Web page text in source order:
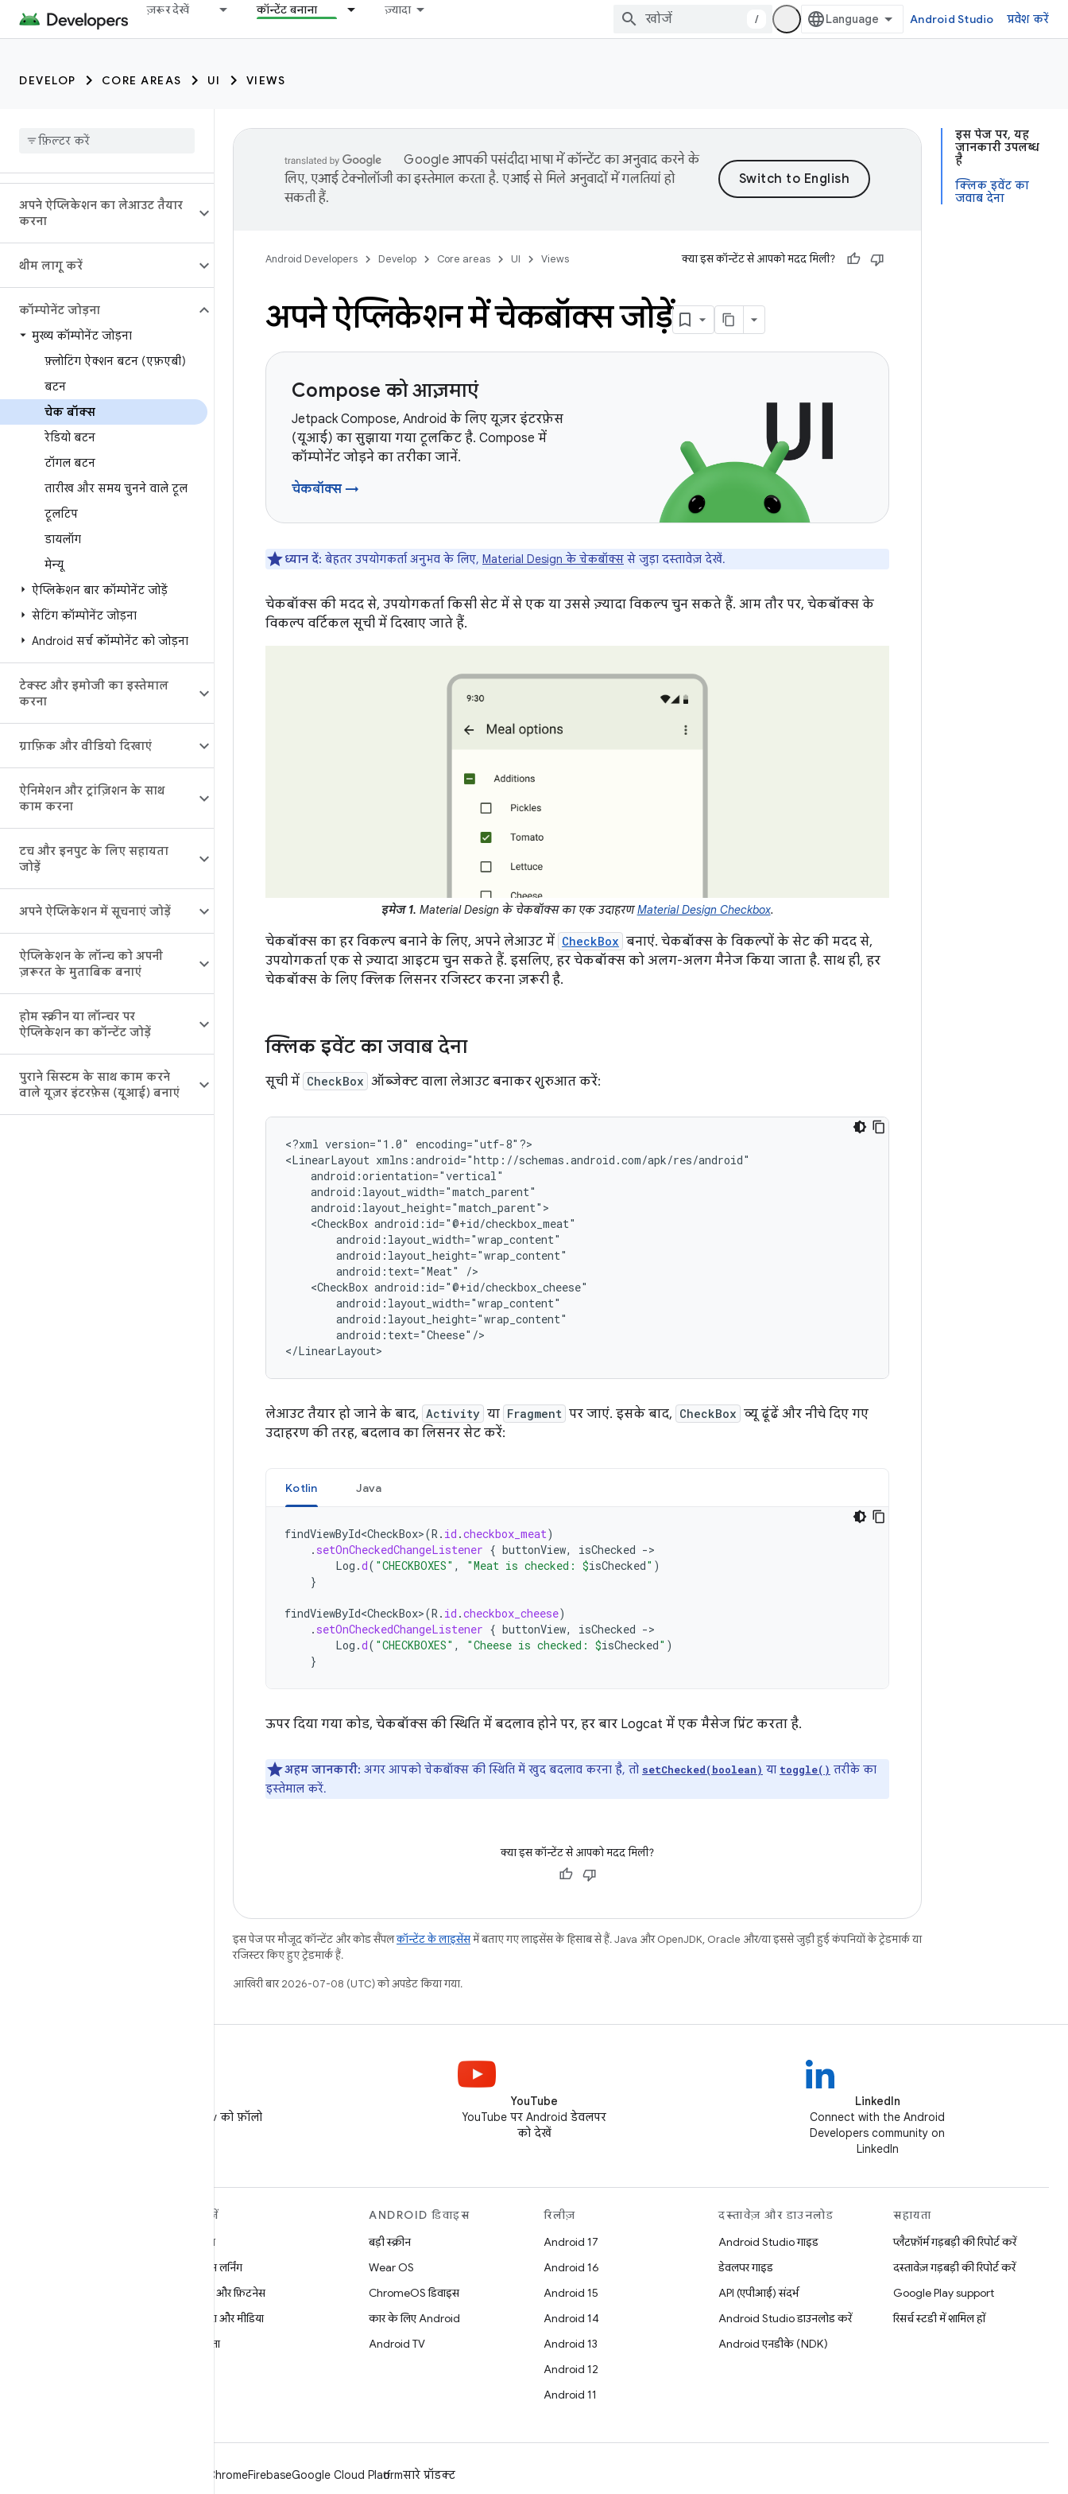
ज़रूर देखें कॉन्टेंट बनाना ज़्यादा
/ Android Studio प्रवेश करें
DEVELOP CORE AREAS UI VIEWS
अपने ऐप्लिकेशन का लेआउट तैयार
करना
थीम लागू करें
कॉम्पोनेंट जोड़ना
मुख्य कॉम्पोनेंट जोड़ना
फ़्लोटिंग ऐक्शन बटन (एफ़एबी)
बटन
चेक बॉक्स
रेडियो बटन
टॉगल बटन
तारीख और समय चुनने वाले टूल
टूलटिप
डायलॉग
मेन्यू
ऐप्लिकेशन बार कॉम्पोनेंट जोड़ें
सेटिंग कॉम्पोनेंट जोड़ना
Android सर्च कॉम्पोनेंट को जोड़ना
टेक्स्ट और इमोजी का इस्तेमाल
करना
ग्राफ़िक और वीडियो दिखाएं
ऐनिमेशन और ट्रांज़िशन के साथ
काम करना
टच और इनपुट के लिए सहायता
जोड़ें
अपने ऐप्लिकेशन में सूचनाएं जोड़ें
ऐप्लिकेशन के लॉन्च को अपनी
ज़रूरत के मुताबिक बनाएं
होम स्क्रीन या लॉन्चर पर
ऐप्लिकेशन का कॉन्टेंट जोड़ें
पुराने सिस्टम के साथ काम करने
वाले यूज़र इंटरफ़ेस (यूआई) बनाएं
इस पेज पर, यह
जानकारी उपलब्ध
है
क्लिक इवेंट का
जवाब देना
Google आपकी पसंदीदा भाषा में कॉन्टेंट का अनुवाद करने के
लिए, एआई टेक्नोलॉजी का इस्तेमाल करता है. एआई से मिले अनुवादों में गलतियां हो
सकती हैं.
Android Developers Develop Core areas UI Views क्या इस कॉन्टेंट से आपको मदद मिली?
अपने ऐप्लिकेशन में चेकबॉक्स जोड़ें
Compose को आज़माएं
Jetpack Compose, Android के लिए यूज़र इंटरफ़ेस
(यूआई) का सुझाया गया टूलकिट है. Compose में
कॉम्पोनेंट जोड़ने का तरीका जानें.
चेकबॉक्स →
ध्यान दें: बेहतर उपयोगकर्ता अनुभव के लिए, Material Design के चेकबॉक्स से जुड़ा दस्तावेज़ देखें.
चेकबॉक्स की मदद से, उपयोगकर्ता किसी सेट में से एक या उससे ज़्यादा विकल्प चुन सकते हैं. आम तौर पर, चेकबॉक्स के
विकल्प वर्टिकल सूची में दिखाए जाते हैं.
इमेज 1. Material Design के चेकबॉक्स का एक उदाहरणMaterial Design Checkbox.
चेकबॉक्स का हर विकल्प बनाने के लिए, अपने लेआउट में CheckBox बनाएं. चेकबॉक्स के विकल्पों के सेट की मदद से,
उपयोगकर्ता एक से ज़्यादा आइटम चुन सकते हैं. इसलिए, हर चेकबॉक्स को अलग-अलग मैनेज किया जाता है. साथ ही, हर
चेकबॉक्स के लिए क्लिक लिसनर रजिस्टर करना ज़रूरी है.
क्लिक इवेंट का जवाब देना
सूची में CheckBox ऑब्जेक्ट वाला लेआउट बनाकर शुरुआत करें:
<?xml version="1.0"
encoding="utf-8"?>
<LinearLayout
<CheckBox
android:text="Meat"
<CheckBox
android:text="Cheese"/>
</LinearLayout>
लेआउट तैयार हो जाने के बाद, Activity या Fragment पर जाएं. इसके बाद, CheckBox व्यू ढूंढें और नीचे दिए गए
उदाहरण की तरह, बदलाव का लिसनर सेट करें:
Kotlin Java
findViewById<CheckBox>(R . id .checkbox_meat)
. setOnCheckedChangeListener { buttonView, isChecked -
Log .d( "CHECKBOXES" , "Meat is checked: $isChecked" )
}
findViewById<CheckBox>(R . id .checkbox_cheese)
. setOnCheckedChangeListener { buttonView, isChecked -
Log .d( "CHECKBOXES" , "Cheese is checked: $isChecked" )
}
ऊपर दिया गया कोड, चेकबॉक्स की स्थिति में बदलाव होने पर, हर बार Logcat में एक मैसेज प्रिंट करता है.
अहम जानकारी: अगर आपको चेकबॉक्स की स्थिति में खुद बदलाव करना है, तो setChecked(boolean) या toggle() तरीके का
इस्तेमाल करें.
क्या इस कॉन्टेंट से आपको मदद मिली?
इस पेज पर मौजूद कॉन्टेंट और कोड सैंपलकॉन्टेंट के लाइसेंसमें बताए गए लाइसेंस के हिसाब से हैं. Java और OpenJDK, Oracle और/या इससे जुड़ी हुई कंपनियों के ट्रेडमार्क या
रजिस्टर किए हुए ट्रेडमार्क हैं.
आखिरी बार 2026-07-08 (UTC) को अपडेट किया गया.
X पर @AndroidDev को फ़ॉलो
YouTube
YouTube पर Android डेवलपर
को देखें
LinkedIn
Connect with the Android
Developers community on
LinkedIn
खोजें
गेमिंग
मशीन लर्निंग
सेहत और फ़िटनेस
कैमरा और मीडिया
निजता
ANDROID डिवाइस
बड़ी स्क्रीन
Wear OS
ChromeOS डिवाइस
कार के लिए Android
Android TV
रिलीज़
Android 17
Android 16
Android 15
Android 14
Android 13
Android 12
Android 11
दस्तावेज़ और डाउनलोड
Android Studio गाइड
डेवलपर गाइड
API (एपीआई) संदर्भ
Android Studio डाउनलोड करें
Android एनडीके (NDK)
सहायता
प्लैटफ़ॉर्म गड़बड़ी की रिपोर्ट करें
दस्तावेज़ गड़बड़ी की रिपोर्ट करें
Google Play support
रिसर्च स्टडी में शामिल हों
ChromeFirebaseGoogle Cloud Platformसारे प्रॉडक्ट